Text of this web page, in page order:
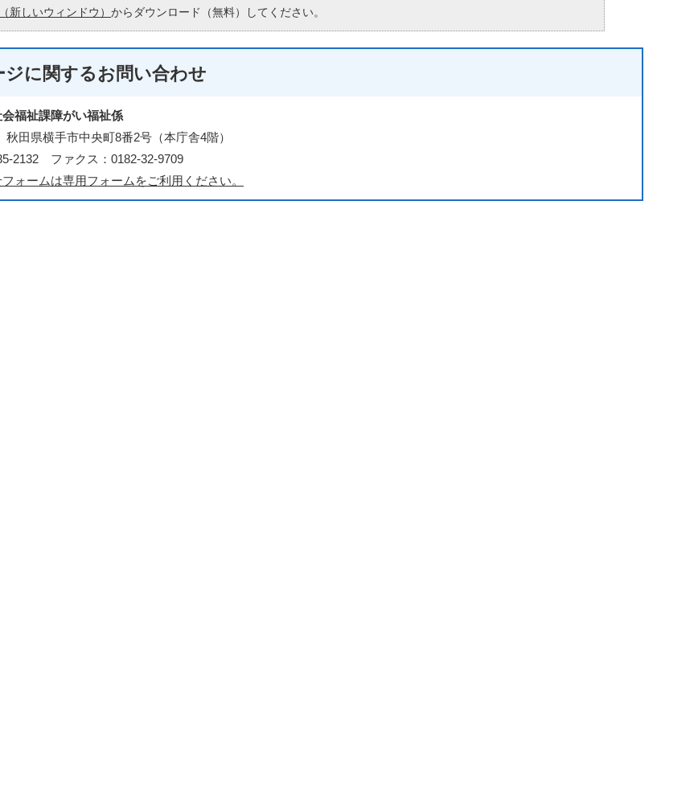
新しいウィンドウ） からダウンロード（無料）してください。
ジに関するお問い合わせ
福祉課障がい福祉係
田県横手市中央町8番2号（本庁舎4階）
2132 ファクス：0182-32-9709
ォームは専用フォームをご利用ください。